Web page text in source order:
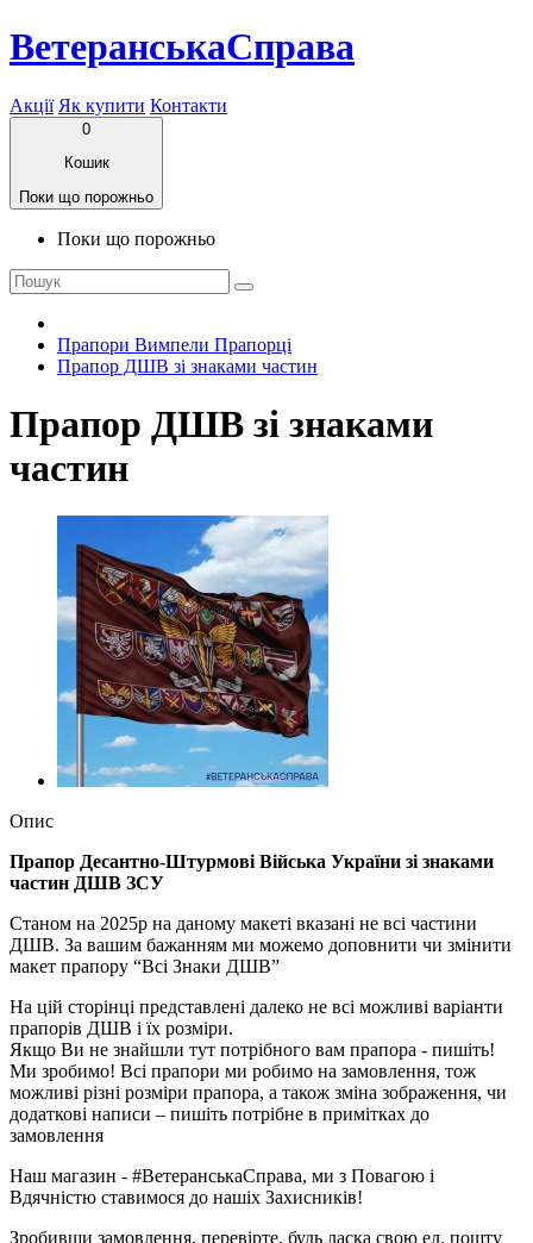
ВетеранськаСправа
Акції Як купити Контакти
0
Кошик
Поки що порожньо
Поки що порожньо
Прапори Вимпели Прапорці
Прапор ДШВ зі знаками частин
Прапор ДШВ зі знаками
частин
Опис
Прапор Десантно-Штурмові Війська України зі знаками
частин ДШВ ЗСУ
Станом на 2025р на даному макеті вказані не всі частини
ДШВ. За вашим бажанням ми можемо доповнити чи змінити
макет прапору “Всі Знаки ДШВ”
На цій сторінці представлені далеко не всі можливі варіанти
прапорів ДШВ і їх розміри.
Якщо Ви не знайшли тут потрібного вам прапора - пишіть!
Ми зробимо! Всі прапори ми робимо на замовлення, тож
можливі різні розміри прапора, а також зміна зображення, чи
додаткові написи – пишіть потрібне в примітках до
замовлення
Наш магазин - #ВетеранськаСправа, ми з Повагою і
Вдячністю ставимося до нашіх Захисників!
Зробивши замовлення, перевірте, будь ласка свою ел. пошту